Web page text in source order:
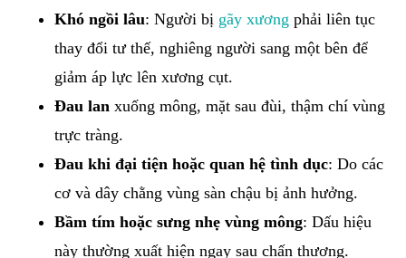
Khó ngồi lâu: Người bị gãy xương phải liên tục
thay đổi tư thế, nghiêng người sang một bên để
giảm áp lực lên xương cụt.
Đau lan xuống mông, mặt sau đùi, thậm chí vùng
trực tràng.
Đau khi đại tiện hoặc quan hệ tình dục: Do các
cơ và dây chằng vùng sàn chậu bị ảnh hưởng.
Bầm tím hoặc sưng nhẹ vùng mông: Dấu hiệu
này thường xuất hiện ngay sau chấn thương.